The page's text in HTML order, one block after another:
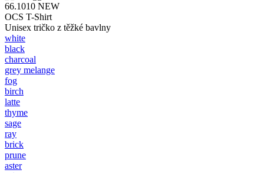
66.1010 NEW
OCS T-Shirt
Unisex tričko z těžké bavlny
white
black
charcoal
grey melange
fog
birch
latte
thyme
sage
ray
brick
prune
aster